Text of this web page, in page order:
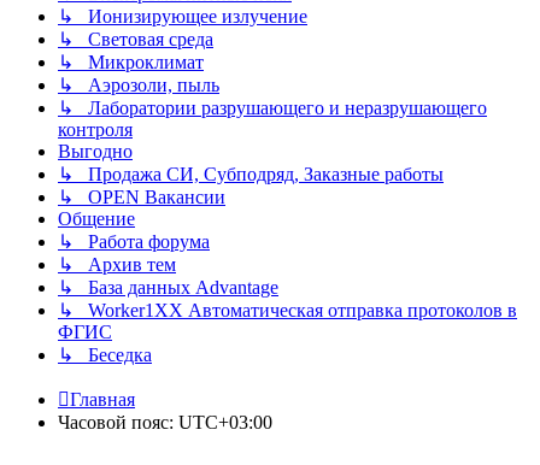
↳ Ионизирующее излучение
↳ Световая среда
↳ Микроклимат
↳ Аэрозоли, пыль
↳ Лаборатории разрушающего и неразрушающего
контроля
Выгодно
↳ Продажа СИ, Субподряд, Заказные работы
↳ OPEN Вакансии
Общение
↳ Работа форума
↳ Архив тем
↳ База данных Advantage
↳ Worker1XX Автоматическая отправка протоколов в
ФГИС
↳ Беседка
Главная
Часовой пояс: UTC+03:00